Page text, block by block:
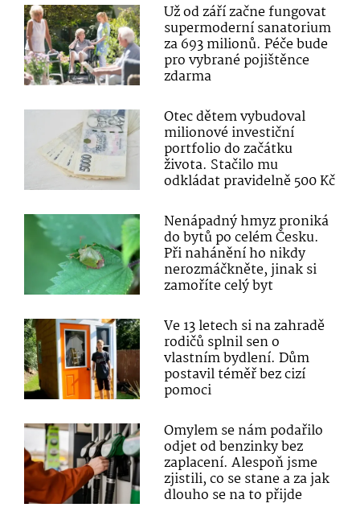
Už od září začne fungovat
supermoderní sanatorium
za 693 milionů. Péče bude
pro vybrané pojištěnce
zdarma
Otec dětem vybudoval
milionové investiční
portfolio do začátku
života. Stačilo mu
odkládat pravidelně 500 Kč
Nenápadný hmyz proniká
do bytů po celém Česku.
Při nahánění ho nikdy
nerozmáčkněte, jinak si
zamoříte celý byt
Ve 13 letech si na zahradě
rodičů splnil sen o
vlastním bydlení. Dům
postavil téměř bez cizí
pomoci
Omylem se nám podařilo
odjet od benzinky bez
zaplacení. Alespoň jsme
zjistili, co se stane a za jak
dlouho se na to přijde